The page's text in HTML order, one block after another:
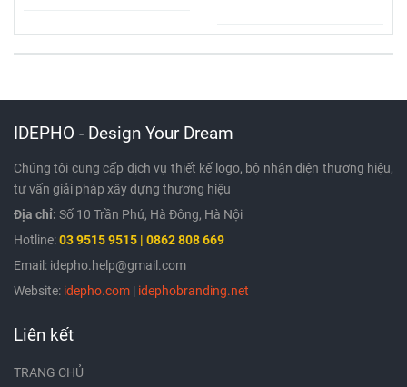
IDEPHO - Design Your Dream
Chúng tôi cung cấp dịch vụ thiết kế logo, bộ nhận diện thương hiệu,
tư vấn giải pháp xây dựng thương hiệu
Địa chỉ: Số 10 Trần Phú, Hà Đông, Hà Nội
Hotline:039515 9515 | 0862 808 669
Email: idepho.help@gmail.com
Website: idepho.com | idephobranding.net
Liên kết
TRANG CHỦ